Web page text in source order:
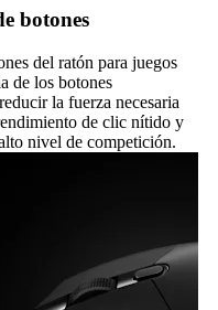
botones
del ratón para juegos
de los botones
la fuerza necesaria
de clic nítido y
nivel de competición.